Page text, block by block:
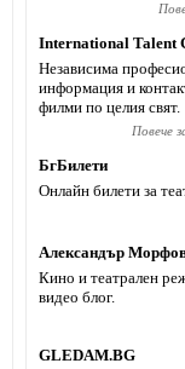
International Talent
Независима
информация и
филми по целия свят.
Повече
БгБилети
Онлайн билети за
Александър
Кино и театрален
видео блог.
GLEDAM.BG